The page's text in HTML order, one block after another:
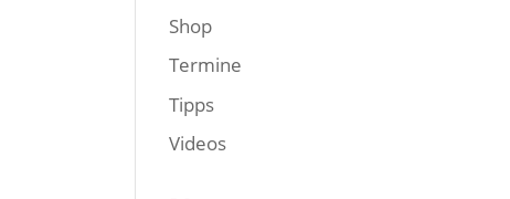
Shop
Termine
Tipps
Videos